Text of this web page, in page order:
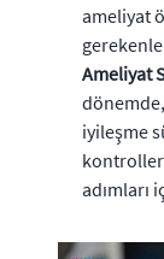
ameliyat
Ameliyat
iyileşme
kontroller
adımları